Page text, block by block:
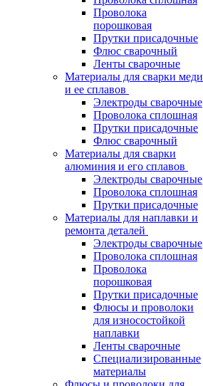
Проволока
порошковая
Прутки присадочные
Флюс сварочный
Ленты сварочные
Материалы для сварки меди
и ее сплавов
Электроды сварочные
Проволока сплошная
Прутки присадочные
Флюс сварочный
Материалы для сварки
алюминия и его сплавов
Электроды сварочные
Проволока сплошная
Прутки присадочные
Материалы для наплавки и
ремонта деталей
Электроды сварочные
Проволока сплошная
Проволока
порошковая
Прутки присадочные
Флюсы и проволоки
для износостойкой
наплавки
Ленты сварочные
Специализированные
материалы